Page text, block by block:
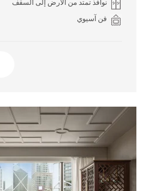
نوافذ تمتد من الأرض إلى السقف
فن آسيوي